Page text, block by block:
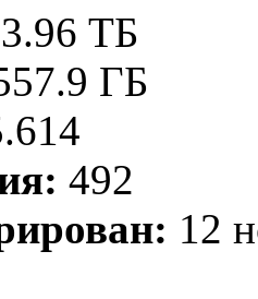
ТБ
ГБ
492
12